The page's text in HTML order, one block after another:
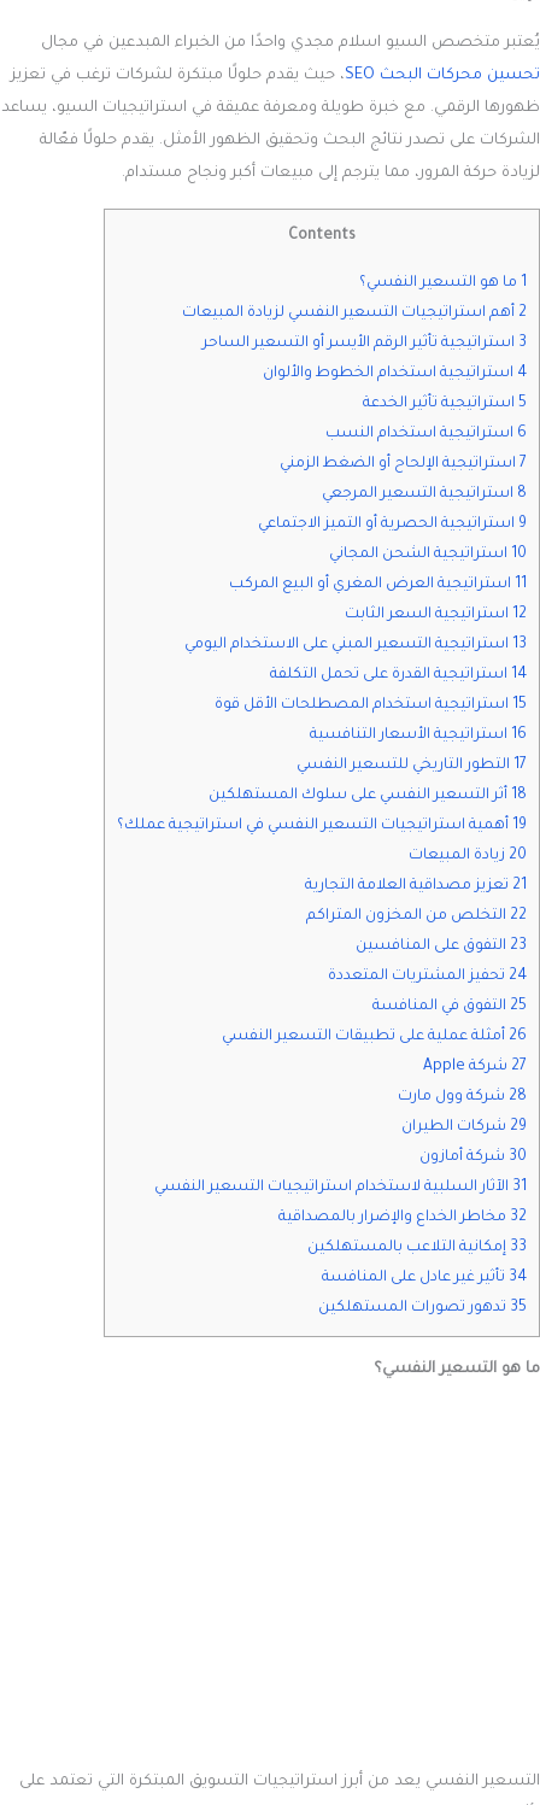
يُعتبر متخصص السيو اسلام مجدي واحدًا من الخبراء المبدعين في مجال
تحسين محركات البحث SEO
، حيث يقدم حلولًا مبتكرة لشركات ترغب في تعزيز
ظهورها الرقمي. مع خبرة طويلة ومعرفة عميقة في استراتيجيات السيو، يساعد
الشركات على تصدر نتائج البحث وتحقيق الظهور الأمثل. يقدم حلولًا فعّالة
لزيادة حركة المرور، مما يترجم إلى مبيعات أكبر ونجاح مستدام.
Contents
1 ما هو التسعير النفسي؟
2 أهم استراتيجيات التسعير النفسي لزيادة المبيعات
3 استراتيجية تأثير الرقم الأيسر أو التسعير الساحر
4 استراتيجية استخدام الخطوط والألوان
5 استراتيجية تأثير الخدعة
6 استراتيجية استخدام النسب
7 استراتيجية الإلحاح أو الضغط الزمني
8 استراتيجية التسعير المرجعي
9 استراتيجية الحصرية أو التميز الاجتماعي
10 استراتيجية الشحن المجاني
11 استراتيجية العرض المغري أو البيع المركب
12 استراتيجية السعر الثابت
13 استراتيجية التسعير المبني على الاستخدام اليومي
14 استراتيجية القدرة على تحمل التكلفة
15 استراتيجية استخدام المصطلحات الأقل قوة
16 استراتيجية الأسعار التنافسية
17 التطور التاريخي للتسعير النفسي
18 أثر التسعير النفسي على سلوك المستهلكين
19 أهمية استراتيجيات التسعير النفسي في استراتيجية عملك؟
20 زيادة المبيعات
21 تعزيز مصداقية العلامة التجارية
22 التخلص من المخزون المتراكم
23 التفوق على المنافسين
24 تحفيز المشتريات المتعددة
25 التفوق في المنافسة
26 أمثلة عملية على تطبيقات التسعير النفسي
27 شركة Apple
28 شركة وول مارت
29 شركات الطيران
30 شركة أمازون
31 الآثار السلبية لاستخدام استراتيجيات التسعير النفسي
32 مخاطر الخداع والإضرار بالمصداقية
33 إمكانية التلاعب بالمستهلكين
34 تأثير غير عادل على المنافسة
35 تدهور تصورات المستهلكين
ما هو التسعير النفسي؟
التسعير النفسي يعد من أبرز استراتيجيات التسويق المبتكرة التي تعتمد على